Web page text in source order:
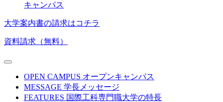
キャンパス
大学案内書の請求はコチラ
資料請求（無料）
OPEN CAMPUS オープンキャンパス
MESSAGE 学長メッセージ
FEATURES 国際工科専門職大学の特長